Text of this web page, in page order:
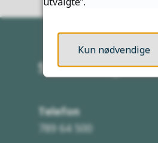
Servicetorget
Telefon
789 64 500
Kun nødvendige